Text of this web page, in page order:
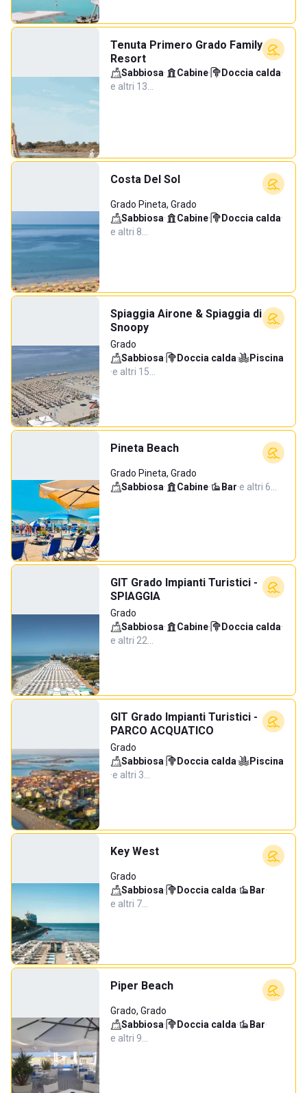
Tenuta Primero Grado Family
Resort
Sabbiosa· Cabine· Doccia calda·
e altri 13…
Costa Del Sol
Grado Pineta, Grado
Sabbiosa· Cabine· Doccia calda·
e altri 8…
Spiaggia Airone & Spiaggia di
Snoopy
Grado
Sabbiosa· Doccia calda·
Piscina
·e altri 15…
Pineta Beach
Grado Pineta, Grado
Sabbiosa· Cabine· Bar·e altri 6…
GIT Grado Impianti Turistici -
SPIAGGIA
Grado
Sabbiosa· Cabine· Doccia calda·
e altri 22…
GIT Grado Impianti Turistici -
PARCO ACQUATICO
Grado
Sabbiosa· Doccia calda·
Piscina
·e altri 3…
Key West
Grado
Sabbiosa· Doccia calda· Bar·
e altri 7…
Piper Beach
Grado, Grado
Sabbiosa· Doccia calda· Bar·
e altri 9…